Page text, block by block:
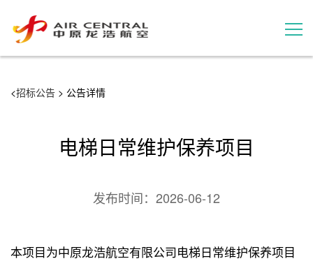
<招标公告 > 公告详情
电梯日常维护保养项目
发布时间： 2026-06-12
本项目为中原龙浩航空有限公司电梯日常维护保养项目